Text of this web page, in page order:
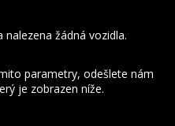
žádná vozidla.
parametry, odešlete nám
je zobrazen níže.